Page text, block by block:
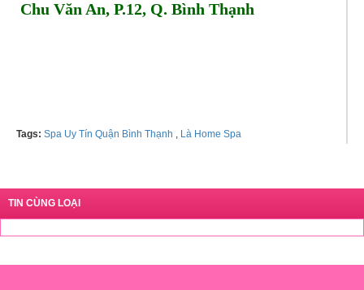
Chu Văn An, P.12, Q. Bình Thạnh
Tags: Spa Uy Tín Quận Bình Thạnh , Là Home Spa
TIN CÙNG LOẠI